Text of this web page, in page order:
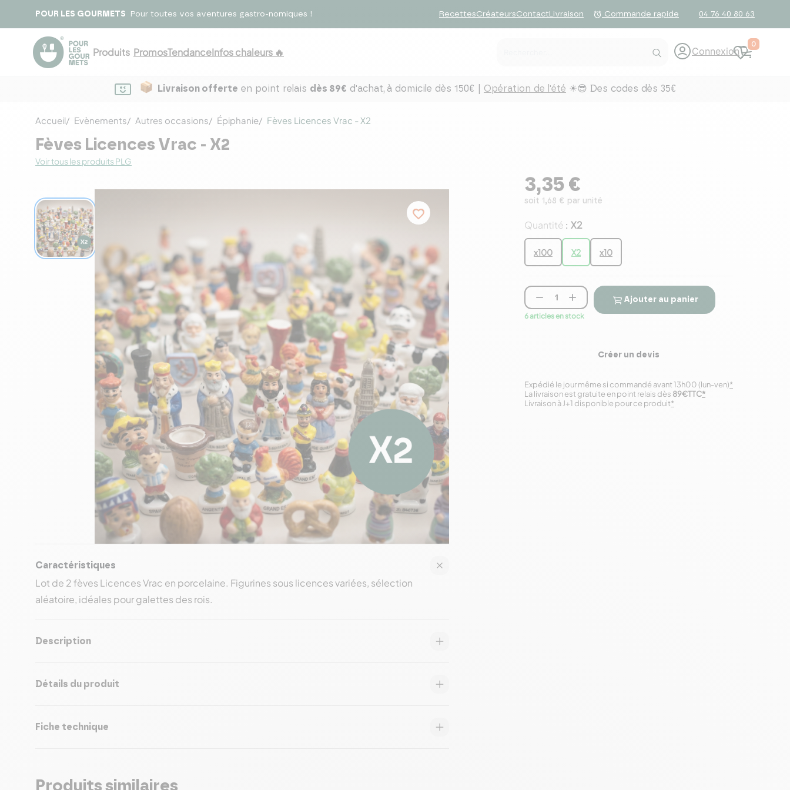
POUR LES GOURMETS Pour toutes vos aventures gastro-nomiques ! RecettesCréateursContactLivraison alarm Commande rapide 04 76 40 80 63
Produits PromosTendanceInfos chaleurs 🔥 Connexion
0
Livraison offerte en point relais dès 89€ d'achat, à domicile dès 150€ | Opération de l'été ☀😎 Des codes dès 35€
Accueil Evènements Autres occasions Épiphanie Fèves Licences Vrac - X2
Fèves Licences Vrac - X2
Voir tous les produits PLG
favorite_border
3,35 €
soit 1,68 € par unité
Quantité : X2
x100 X2 x10
 
6 articles en stock
Ajouter au panier
Créer un devis
Expédié le jour même si commandé avant 13h00 (lun-ven)*
Livraison à J+1 disponible pour ce produit*
La livraison est gratuite en point relais dès 89€TTC*
Caractéristiques
Lot de 2 fèves Licences Vrac en porcelaine. Figurines sous licences variées, sélection
aléatoire, idéales pour galettes des rois.
Description
Détails du produit
Fiche technique